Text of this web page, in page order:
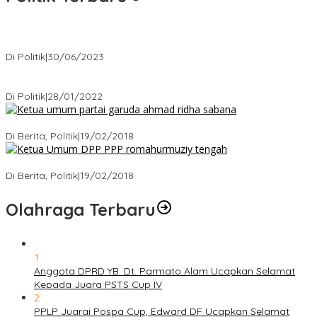
Di Politik|30/06/2023
Di Politik|28/01/2022
Di Berita, Politik|19/02/2018
Di Berita, Politik|19/02/2018
Olahraga Terbaru
1
Anggota DPRD YB. Dt. Parmato Alam Ucapkan Selamat
Kepada Juara PSTS Cup IV
2
PPLP Juarai Pospa Cup, Edward DF Ucapkan Selamat